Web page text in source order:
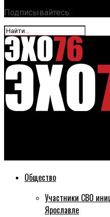
Подписывайтесь:
Общество
Участники СВО
Ярославле